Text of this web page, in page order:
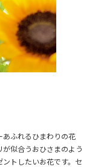
あふれるひまわりの花
似合うおひさまのよう
トしたいお花です。セ